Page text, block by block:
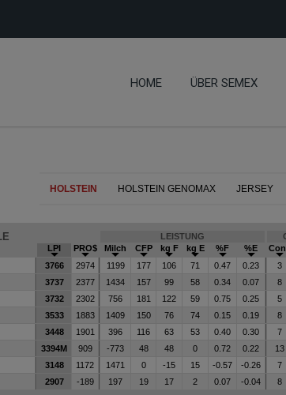
HOME ÜBER SEMEX